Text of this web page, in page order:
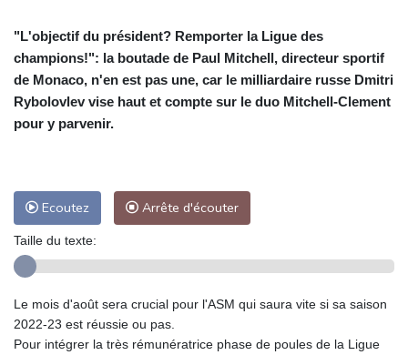
"L'objectif du président? Remporter la Ligue des
champions!": la boutade de Paul Mitchell, directeur sportif
de Monaco, n'en est pas une, car le milliardaire russe Dmitri
Rybolovlev vise haut et compte sur le duo Mitchell-Clement
pour y parvenir.
Ecoutez Arrête d'écouter
Taille du texte:
Le mois d'août sera crucial pour l'ASM qui saura vite si sa saison
2022-23 est réussie ou pas.
Pour intégrer la très rémunératrice phase de poules de la Ligue